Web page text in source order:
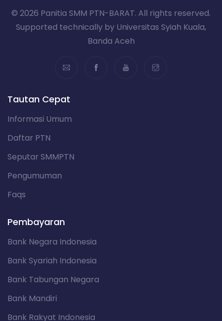
© 2026 Panitia SMM PTN-BARAT. All rights reserved.
Supported technically by Universitas Syiah Kuala,
Banda Aceh
Tautan Cepat
Informasi Umum
Daftar PTN
Seputar SMMPTN
Pengumuman
Faqs
Pembayaran
Bank Negara Indonesia
Bank Syariah Indonesia
Bank Tabungan Negara
Bank Mandiri
Bank Rakyat Indonesia